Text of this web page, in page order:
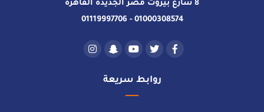
8 شارع بيروت مصر الجديدة القاهرة
01000308574 - 01119997706
روابط سريعة